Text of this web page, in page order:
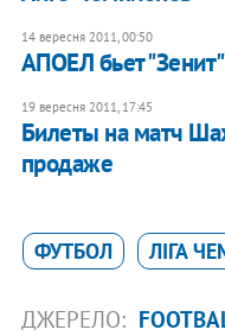
14 вересня 2011, 00:50
АПОЕЛ бьет "Зенит"
19 вересня 2011, 17:45
Билеты на матч
продаже
ФУТБОЛ ЛІГА
ДЖЕРЕЛО: